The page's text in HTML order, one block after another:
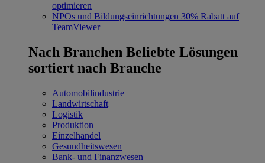
optimieren
NPOs und Bildungseinrichtungen 30% Rabatt auf
TeamViewer
Nach Branchen Beliebte Lösungen
sortiert nach Branche
Automobilindustrie
Landwirtschaft
Logistik
Produktion
Einzelhandel
Gesundheitswesen
Bank- und Finanzwesen